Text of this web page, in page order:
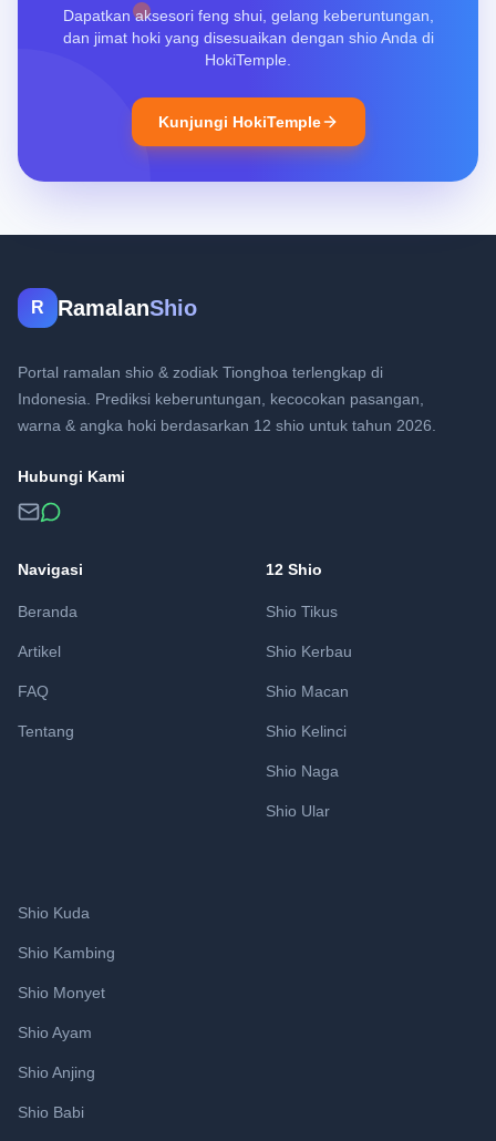
Dapatkan aksesori feng shui, gelang keberuntungan,
dan jimat hoki yang disesuaikan dengan shio Anda di
HokiTemple.
Kunjungi HokiTemple
R RamalanShio
Portal ramalan shio & zodiak Tionghoa terlengkap di
Indonesia. Prediksi keberuntungan, kecocokan pasangan,
warna & angka hoki berdasarkan 12 shio untuk tahun 2026.
Hubungi Kami
Navigasi
Beranda
Artikel
FAQ
Tentang
12 Shio
Shio Tikus
Shio Kerbau
Shio Macan
Shio Kelinci
Shio Naga
Shio Ular
Shio Kuda
Shio Kambing
Shio Monyet
Shio Ayam
Shio Anjing
Shio Babi